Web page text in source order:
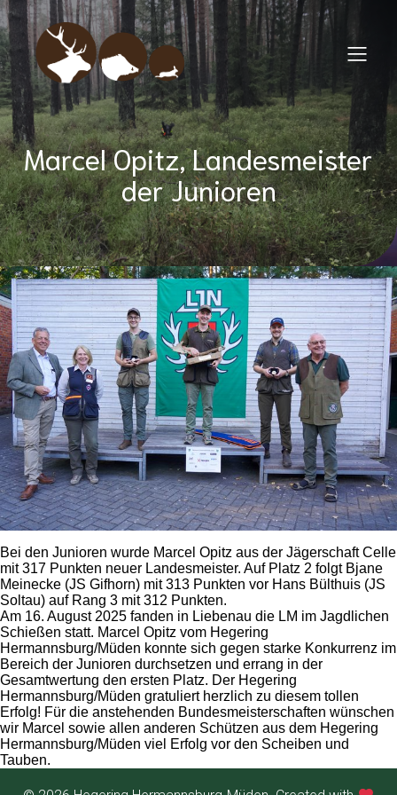
Marcel Opitz, Landesmeister
der Junioren
Bei den Junioren wurde Marcel Opitz aus der Jägerschaft Celle
mit 317 Punkten neuer Landesmeister. Auf Platz 2 folgt Bjane
Meinecke (JS Gifhorn) mit 313 Punkten vor Hans Bülthuis (JS
Soltau) auf Rang 3 mit 312 Punkten.
Am 16. August 2025 fanden in Liebenau die LM im Jagdlichen
Schießen statt. Marcel Opitz vom Hegering
Hermannsburg/Müden konnte sich gegen starke Konkurrenz im
Bereich der Junioren durchsetzen und errang in der
Gesamtwertung den ersten Platz. Der Hegering
Hermannsburg/Müden gratuliert herzlich zu diesem tollen
Erfolg! Für die anstehenden Bundesmeisterschaften wünschen
wir Marcel sowie allen anderen Schützen aus dem Hegering
Hermannsburg/Müden viel Erfolg vor den Scheiben und
Tauben.